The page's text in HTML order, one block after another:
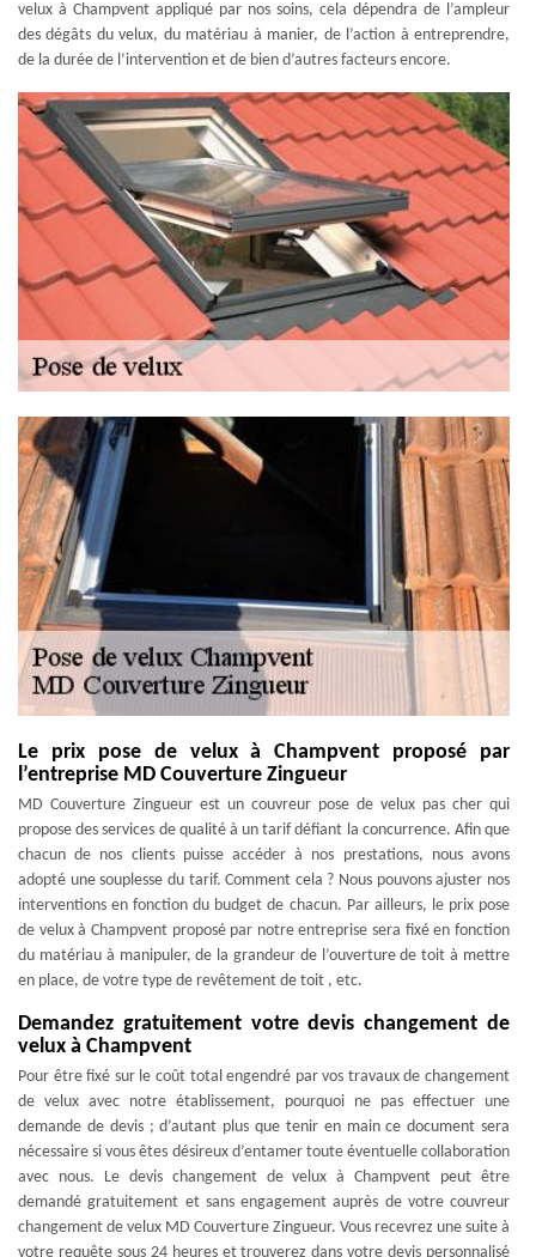
velux à Champvent appliqué par nos soins, cela dépendra de l’ampleur
des dégâts du velux, du matériau à manier, de l’action à entreprendre,
de la durée de l’intervention et de bien d’autres facteurs encore.
Le prix pose de velux à Champvent proposé par
l’entreprise MD Couverture Zingueur
MD Couverture Zingueur est un couvreur pose de velux pas cher qui
propose des services de qualité à un tarif défiant la concurrence. Afin que
chacun de nos clients puisse accéder à nos prestations, nous avons
adopté une souplesse du tarif. Comment cela ? Nous pouvons ajuster nos
interventions en fonction du budget de chacun. Par ailleurs, le prix pose
de velux à Champvent proposé par notre entreprise sera fixé en fonction
du matériau à manipuler, de la grandeur de l’ouverture de toit à mettre
en place, de votre type de revêtement de toit , etc.
Demandez gratuitement votre devis changement de
velux à Champvent
Pour être fixé sur le coût total engendré par vos travaux de changement
de velux avec notre établissement, pourquoi ne pas effectuer une
demande de devis ; d’autant plus que tenir en main ce document sera
nécessaire si vous êtes désireux d’entamer toute éventuelle collaboration
avec nous. Le devis changement de velux à Champvent peut être
demandé gratuitement et sans engagement auprès de votre couvreur
changement de velux MD Couverture Zingueur. Vous recevrez une suite à
votre requête sous 24 heures et trouverez dans votre devis personnalisé